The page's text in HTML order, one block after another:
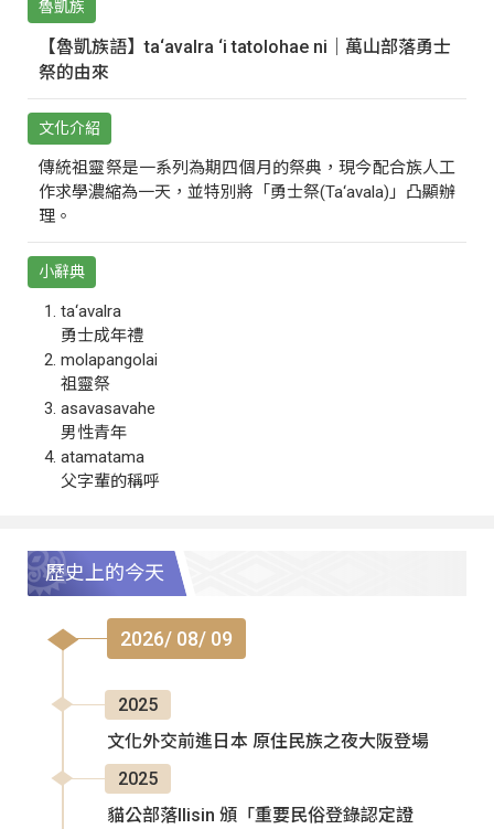
魯凱族
【魯凱族語】ta‘avalra ‘i tatolohae ni｜萬山部落勇士
祭的由來
文化介紹
傳統祖靈祭是一系列為期四個月的祭典，現今配合族人工
作求學濃縮為一天，並特別將「勇士祭(Ta‘avala)」凸顯辦
理。
小辭典
ta‘avalra
勇士成年禮
molapangolai
祖靈祭
asavasavahe
男性青年
atamatama
父字輩的稱呼
歷史上的今天
2026/ 08/ 09
2025
文化外交前進日本 原住民族之夜大阪登場
2025
貓公部落Ilisin 頒「重要民俗登錄認定證